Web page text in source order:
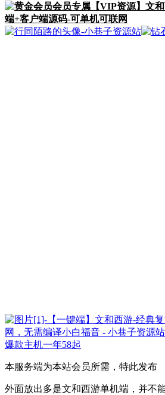
会员专属 【VIP资源】文
端+客户端源码-可单机可联网
爆款主机一年58起
本服务端为本站会员所需，特此发布
外面放出多是文和西游单机端，并不